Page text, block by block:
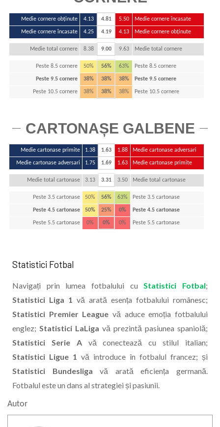
Medie cornere obținute 4.13 4.81 5.50 Medie cornere încasate
Medie cornere încasate 4.25 4.19 4.13 Medie cornere obținute
Medie total cornere 8.38 9.00 9.63 Medie total cornere
Peste 8.5 cornere 50% 56% 63% Peste 8.5 cornere
Peste 9.5 cornere 38% 38% 38% Peste 9.5 cornere
Peste 10.5 cornere 38% 38% 38% Peste 10.5 cornere
CARTONAȘE GALBENE
Medie cartonase primite 1.38 1.63 1.88 Medie cartonase adversari
Medie cartonase adversari 1.75 1.69 1.63 Medie cartonase primite
Medie total cartonase 3.13 3.31 3.50 Medie total cartonase
Peste 3.5 cartonase 50% 56% 63% Peste 3.5 cartonase
Peste 4.5 cartonase 50% 25% 0% Peste 4.5 cartonase
Peste 5.5 cartonase 0% 0% 0% Peste 5.5 cartonase
Statistici Fotbal
Navigați prin lumea fotbalului cuStatistici Fotbal;
Statistici Liga 1 vă arată esența fotbalului românesc;
Statistici Premier League vă aduce emoția fotbalului
englez; Statistici LaLiga vă prezintă pasiunea spaniolă;
Statistici Serie Avă conectează cu stilul italian;
Statistici Ligue 1 vă introduce în fotbalul francez; și
Statistici Bundesliga vă arată eficiența germană.
Fotbalul este un dans al strategiei și pasiunii.
Autor